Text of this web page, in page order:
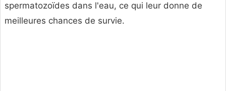
spermatozoïdes dans l'eau, ce qui leur donne de
meilleures chances de survie.